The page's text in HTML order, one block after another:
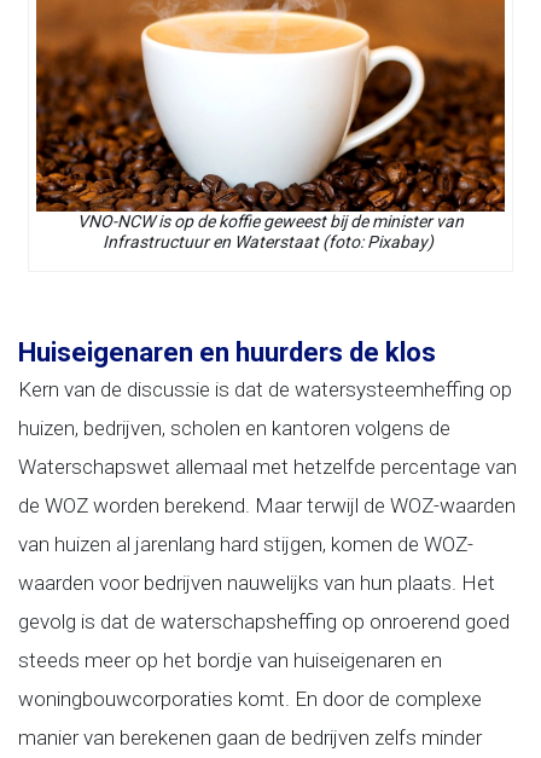
VNO-NCW is op de koffie geweest bij de minister van
Infrastructuur en Waterstaat (foto: Pixabay)
Huiseigenaren en huurders de klos
Kern van de discussie is dat de watersysteemheffing op
huizen, bedrijven, scholen en kantoren volgens de
Waterschapswet allemaal met hetzelfde percentage van
de WOZ worden berekend. Maar terwijl de WOZ-waarden
van huizen al jarenlang hard stijgen, komen de WOZ-
waarden voor bedrijven nauwelijks van hun plaats. Het
gevolg is dat de waterschapsheffing op onroerend goed
steeds meer op het bordje van huiseigenaren en
woningbouwcorporaties komt. En door de complexe
manier van berekenen gaan de bedrijven zelfs minder